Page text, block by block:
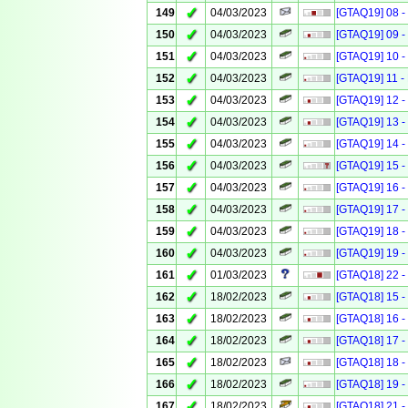
149
✓ 04/03/2023
[GTAQ19] 08
150
✓ 04/03/2023
[GTAQ19] 09
151
✓ 04/03/2023
[GTAQ19] 10
152
✓ 04/03/2023
[GTAQ19] 11
153
✓ 04/03/2023
[GTAQ19] 12
154
✓ 04/03/2023
[GTAQ19] 13
155
✓ 04/03/2023
[GTAQ19] 14
156
✓ 04/03/2023
[GTAQ19] 15
157
✓ 04/03/2023
[GTAQ19] 16
158
✓ 04/03/2023
[GTAQ19] 17
159
✓ 04/03/2023
[GTAQ19] 18
160
✓ 04/03/2023
[GTAQ19] 19
161
✓ 01/03/2023
[GTAQ18] 22
162
✓ 18/02/2023
[GTAQ18] 15
163
✓ 18/02/2023
[GTAQ18] 16
164
✓ 18/02/2023
[GTAQ18] 17
165
✓ 18/02/2023
[GTAQ18] 18
166
✓ 18/02/2023
[GTAQ18] 19